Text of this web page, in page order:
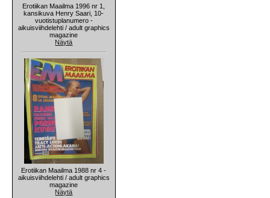
Erotiikan Maailma 1996 nr 1,
kansikuva Henry Saari, 10-
vuotistuplanumero -
aikuisviihdelehti / adult graphics
magazine
Näytä
Erotiikan Maailma 1988 nr 4 -
aikuisviihdelehti / adult graphics
magazine
Näytä